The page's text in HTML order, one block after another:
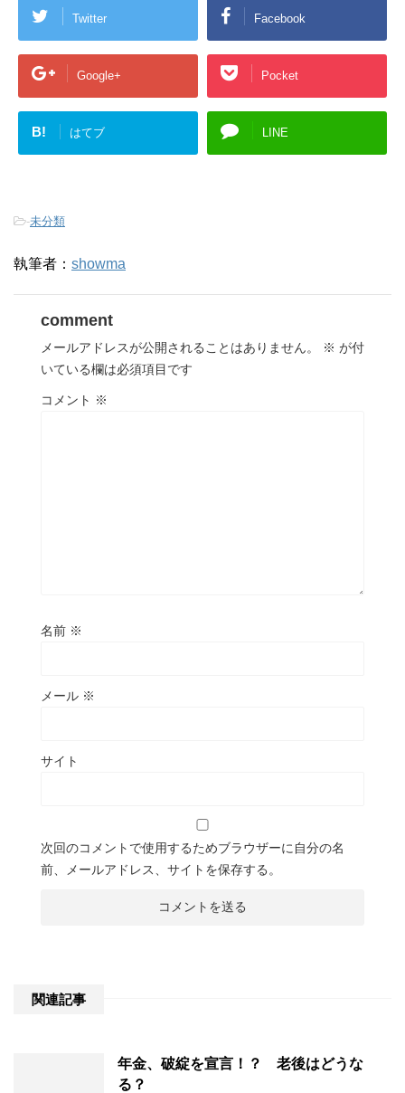
Twitter Facebook
Google+ Pocket
B! はてブ LINE
-未分類
執筆者： showma
comment
メールアドレスが公開されることはありません。 ※ が付
いている欄は必須項目です
コメント ※
名前 ※
メール ※
サイト
次回のコメントで使用するためブラウザーに自分の名
前、メールアドレス、サイトを保存する。
関連記事
年金、破綻を宣言！？ 老後はどうな
る？